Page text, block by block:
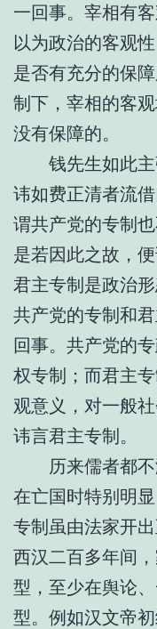
一回事。宰相有
以为政治的客观
是否有充分的保
制下，宰相的客
没有保障的。
钱先生如此主
讳如费正清者流
谓共产党的专制
是若因此之故，
君主专制是政治
共产党的专制和
回事。共产党的
权专制；而君主
观意义，对一般
讳言君主专制。
历来儒者都不
在亡国时特别明
专制虽由法家开
西汉二百多年间
型，至少在舆论
型。例如汉文帝